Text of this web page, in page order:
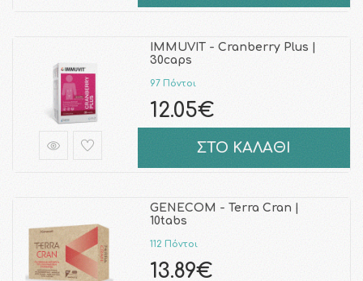
IMMUVIT - Cranberry Plus |
30caps
97 Πόντοι
12.05€
ΣΤΟ ΚΑΛΑΘΙ
GENECOM - Terra Cran |
10tabs
112 Πόντοι
13.89€